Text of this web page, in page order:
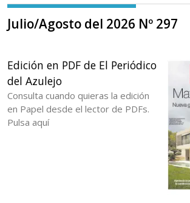
Julio/Agosto del 2026 Nº 297
Edición en PDF de El Periódico
del Azulejo
Consulta cuando quieras la edición
en Papel desde el lector de PDFs.
Pulsa aquí